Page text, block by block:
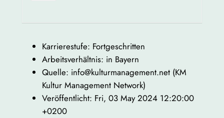
Karrierestufe: Fortgeschritten
Arbeitsverhältnis: in Bayern
Quelle: info@kulturmanagement.net (KM
Kultur Management Network)
Veröffentlicht: Fri, 03 May 2024 12:20:00
+0200